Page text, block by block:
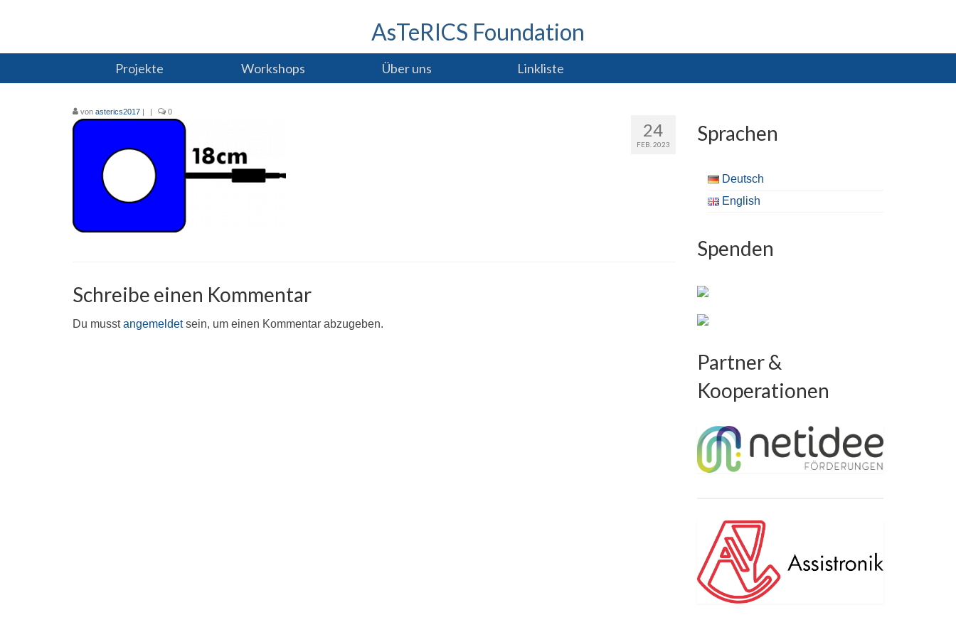
AsTeRICS Foundation
Projekte Workshops Über uns Linkliste
24
FEB. 2023
von asterics2017 | | 0
Schreibe einen Kommentar
Du musstangemeldetsein, um einen Kommentar abzugeben.
Sprachen
Deutsch
English
Spenden
Partner &
Kooperationen